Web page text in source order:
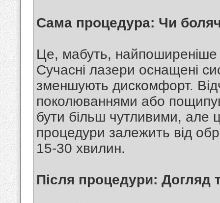
Сама процедура: Чи
Це, мабуть, найпоширеніше
Сучасні лазери оснащені
зменшують дискомфорт.
поколюваннями або
бути більш чутливими, але
процедури залежить від
15-30 хвилин.
Після процедури: Догляд